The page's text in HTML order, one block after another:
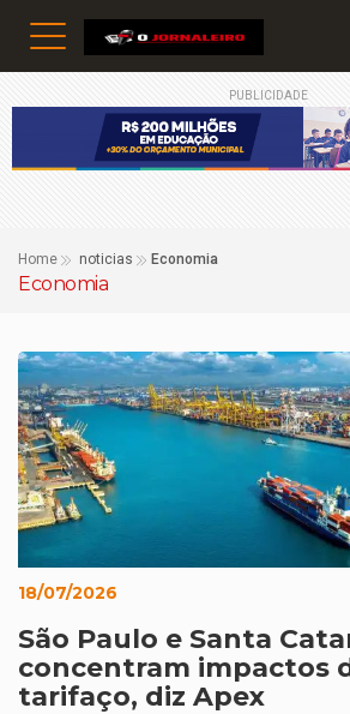
PUBLICIDADE
Home noticias Economia
Economia
18/07/2026
São Paulo e Santa
concentram impactos
tarifaço, diz Apex